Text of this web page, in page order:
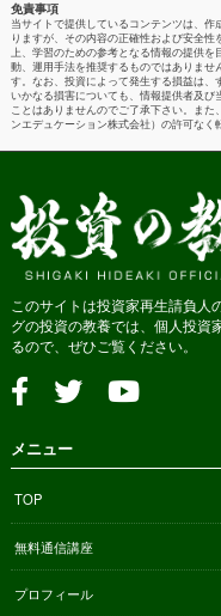
免責事項
当サイトで提供しているコンテンツは、
りますが、その内容の正確性および安全
上、学習のための参考となる情報の提供
動、運用手法を推奨するものではありま
す。なお、投資によって発生する損益は
いかなる損害についても、情報提供者及び
ことはありませんのでご了承下さい。ま
ンエデュケーション株式会社）の許可なく
このサイトは投資家再生請負人
グの投資の教養では、個人投資
るので、ぜひご覧ください。
メニュー
TOP
無料通信講座
プロフィール